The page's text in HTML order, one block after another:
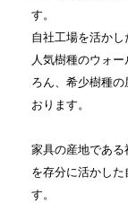
す。
自社工場を活かし
人気樹種のウォ
ろん、希少樹種
おります。
家具の産地であ
を存分に活かし
す。